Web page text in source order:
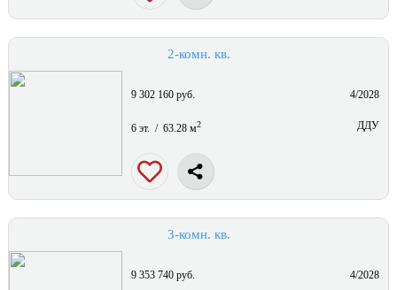
2-комн. кв.
9 302 160 руб. 4/2028
6 эт. / 63.28 м2 ДДУ
3-комн. кв.
9 353 740 руб. 4/2028